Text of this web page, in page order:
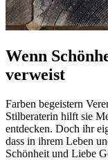
Wenn
verweist
Farben begeistern
Stilberaterin hilft sie
entdecken. Doch ihr
dass in ihrem Leben
Schönheit und Liebe